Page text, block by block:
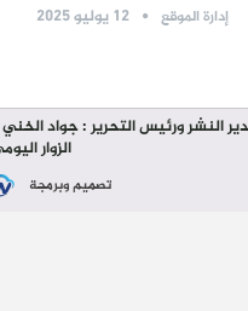
إدارة الموقع 12 يوليو 2025
النشر ورئيس التحرير : جواد الخني
الزوار
تصميم وبرمجة